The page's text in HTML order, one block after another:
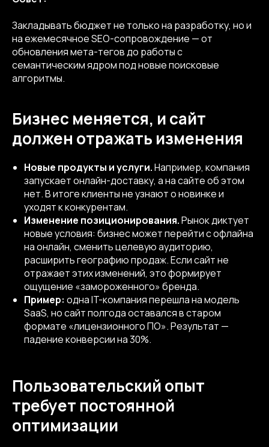
Закладывать бюджет не только на разработку, но и
на ежемесячное SEO-сопровождение — от
обновления мета-тегов до работы с
семантическим ядром под новые поисковые
алгоритмы.
Бизнес меняется, и сайт
должен отражать изменения
Новые продукты и услуги.Например, компания
запускает онлайн-доставку, а на сайте об этом
нет. В итоге клиенты не узнают о новинке и
уходят к конкурентам.
Изменение позиционирования.Рынок диктует
новые условия: бизнес может перейти с офлайна
на онлайн, сменить целевую аудиторию,
расширить географию продаж. Если сайт не
отражает этих изменений, это формирует
ощущение «замороженного» бренда.
Пример: одна IT-компания перешла на модель
SaaS, но сайт полгода оставался в старом
формате «лицензионного ПО». Результат —
падение конверсии на 30%.
Пользовательский опыт
требует постоянной
оптимизации